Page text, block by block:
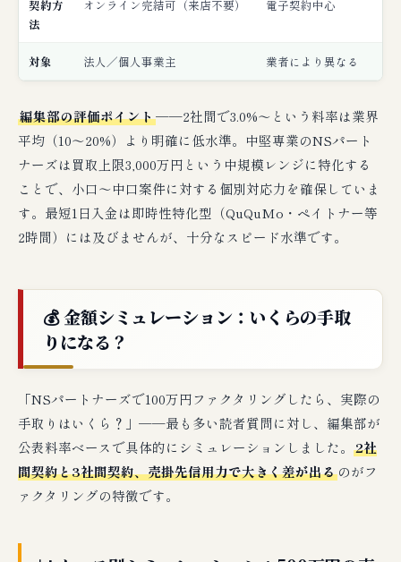
契約方
法
オンライン完結可（来店不要） 電子契約中心
対象 法人／個人事業主 業者により異なる
編集部の評価ポイント──2社間で3.0%〜という料率は業界
平均（10〜20%）より明確に低水準。中堅専業のNSパート
ナーズは買取上限3,000万円という中規模レンジに特化する
ことで、小口〜中口案件に対する個別対応力を確保していま
す。最短1日入金は即時性特化型（QuQuMo・ペイトナー等
2時間）には及びませんが、十分なスピード水準です。
💰 金額シミュレーション：いくらの手取
りになる？
「NSパートナーズで100万円ファクタリングしたら、実際の
手取りはいくら？」──最も多い読者質問に対し、編集部が
公表料率ベースで具体的にシミュレーションしました。 2社
間契約と3社間契約、売掛先信用力で大きく差が出るのがフ
ァクタリングの特徴です。